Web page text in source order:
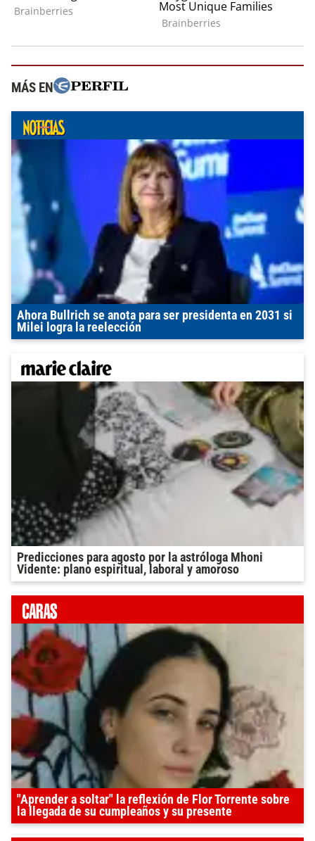
MÁS EN
Ahora Bullrich se anota para ser presidenta en 2031 si
Milei logra la reelección
Predicciones para agosto por la astróloga Mhoni
Vidente: plano espiritual, laboral y amoroso
"Aprender a soltar" la reflexión de Flor Torrente sobre
la llegada de su cumpleaños y su presente